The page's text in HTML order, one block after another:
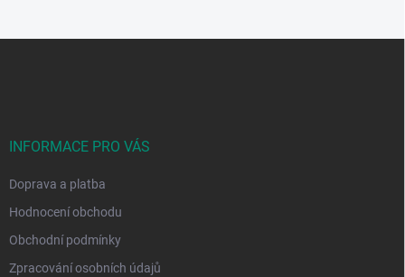
INFORMACE PRO VÁS
Doprava a platba
Hodnocení obchodu
Obchodní podmínky
Zpracování osobních údajů